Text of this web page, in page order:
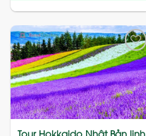
Add
to
wishlist